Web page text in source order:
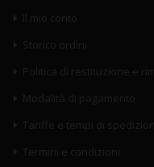
Il mio conto
Storico ordini
Politica di restituzione e
Modalità di pagamento
Tariffe e tempi di
Termini e condizioni